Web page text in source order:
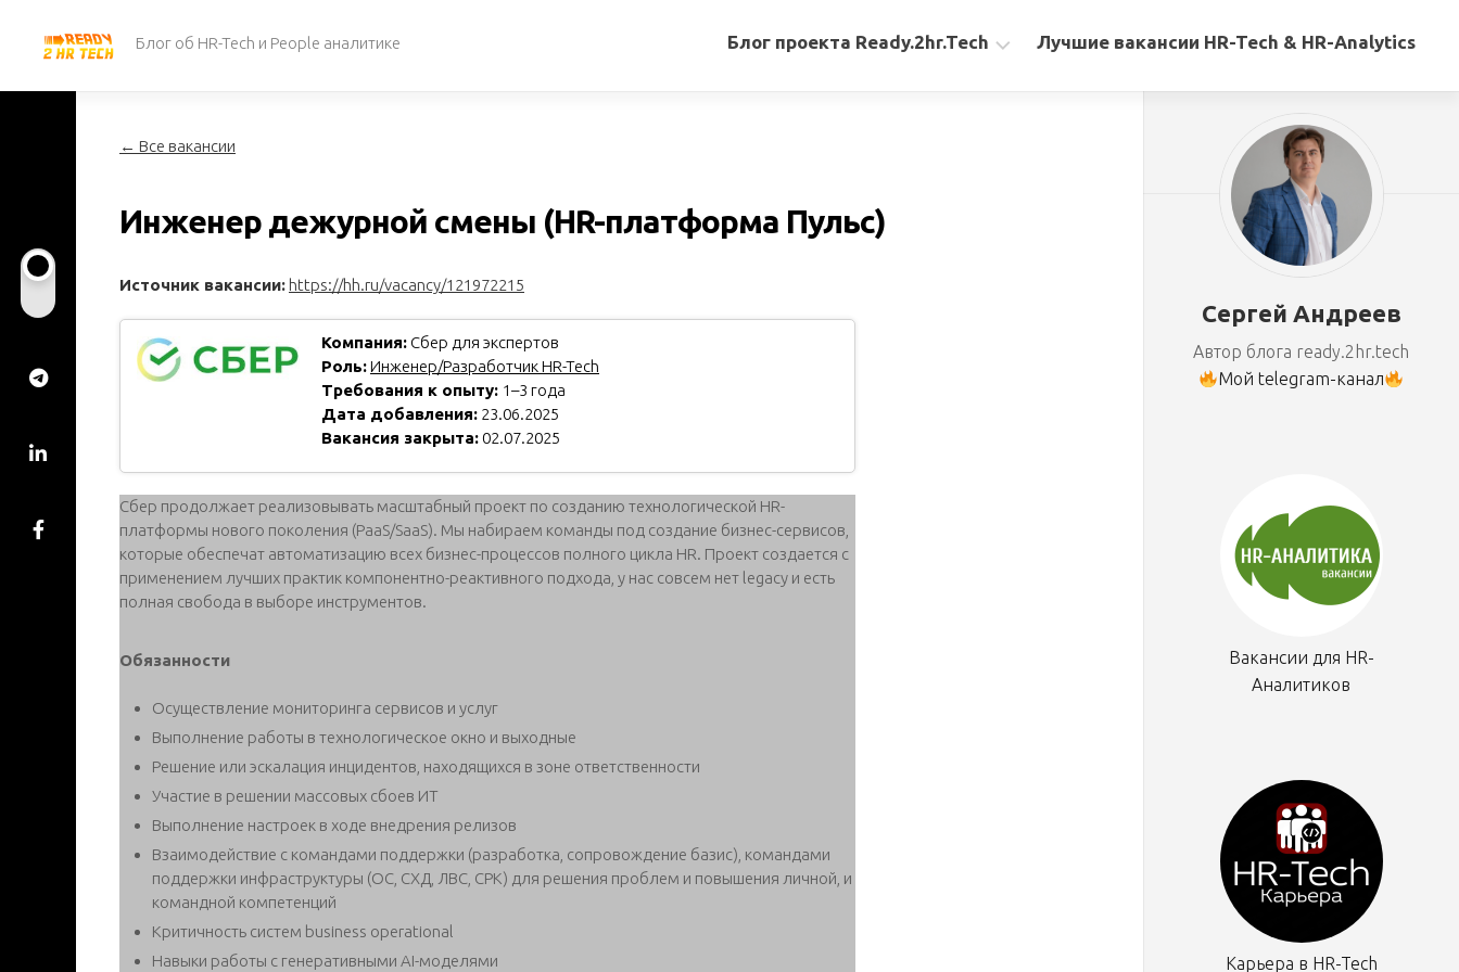
содержанию
Блог об HR-Tech и People аналитике Блог проекта Ready.2hr.Tech
Авторские
Лучшие вакансии HR-Tech & HR-Analytics
← Все вакансии
Инженер дежурной смены (HR-платформа Пульс)
Источник вакансии: https://hh.ru/vacancy/121972215
Компания: Сбер для экспертов
Роль:Инженер/Разработчик HR-Tech
Требования к опыту: 1–3 года
Дата добавления: 23.06.2025
Вакансия закрыта: 02.07.2025
Cбер продолжает реализовывать масштабный проект по созданию технологической HR-
платформы нового поколения (PaaS/SaaS). Мы набираем команды под создание бизнес-сервисов,
которые обеспечат автоматизацию всех бизнес-процессов полного цикла HR. Проект создается с
применением лучших практик компонентно-реактивного подхода, у нас совсем нет legacy и есть
полная свобода в выборе инструментов.
Обязанности
Осуществление мониторинга сервисов и услуг
Выполнение работы в технологическое окно и выходные
Решение или эскалация инцидентов, находящихся в зоне ответственности
Участие в решении массовых сбоев ИТ
Выполнение настроек в ходе внедрения релизов
Взаимодействие с командами поддержки (разработка, сопровождение базис), командами
поддержки инфраструктуры (ОС, СХД, ЛВС, СРК) для решения проблем и повышения личной, и
командной компетенций
Критичность систем business operational
Навыки работы с генеративными AI-моделями
Сергей Андреев
Автор блога ready.2hr.tech
Мой telegram-канал
Вакансии для HR-
Аналитиков
Карьера в HR-Tech